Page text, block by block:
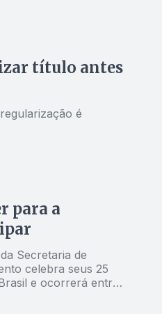
título antes
é
para a
Secretaria de
celebra seus 25
e ocorrerá entre